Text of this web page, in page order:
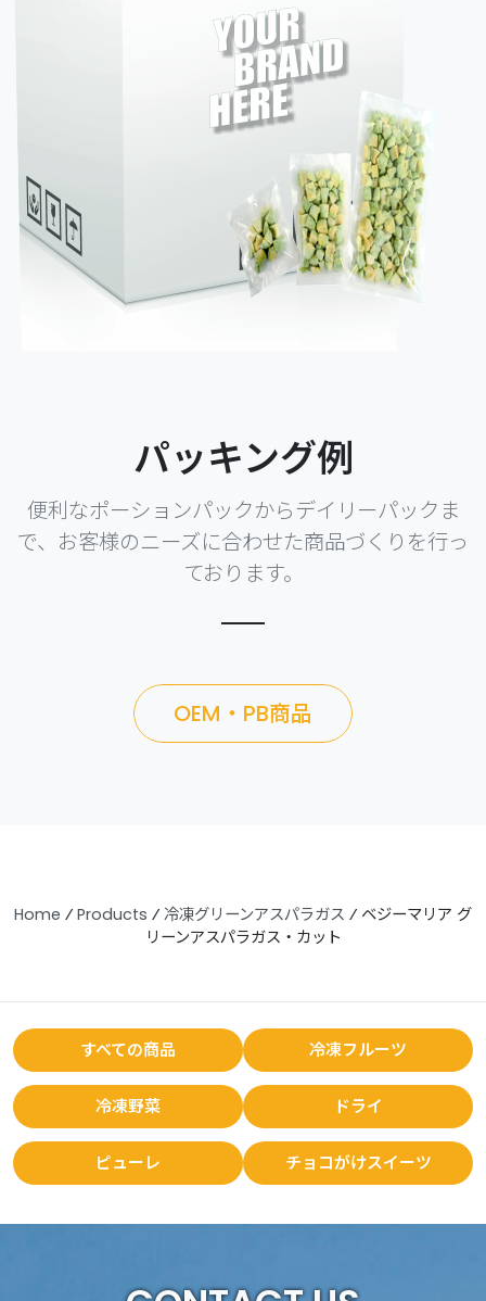
パッキング例
便利なポーションパックからデイリーパックま
で、お客様のニーズに合わせた商品づくりを行っ
ております。
OEM・PB商品
Home ⁄ Products ⁄ 冷凍グリーンアスパラガス ⁄ ベジーマリア グ
リーンアスパラガス・カット
すべての商品 冷凍フルーツ
冷凍野菜 ドライ
ピューレ チョコがけスイーツ